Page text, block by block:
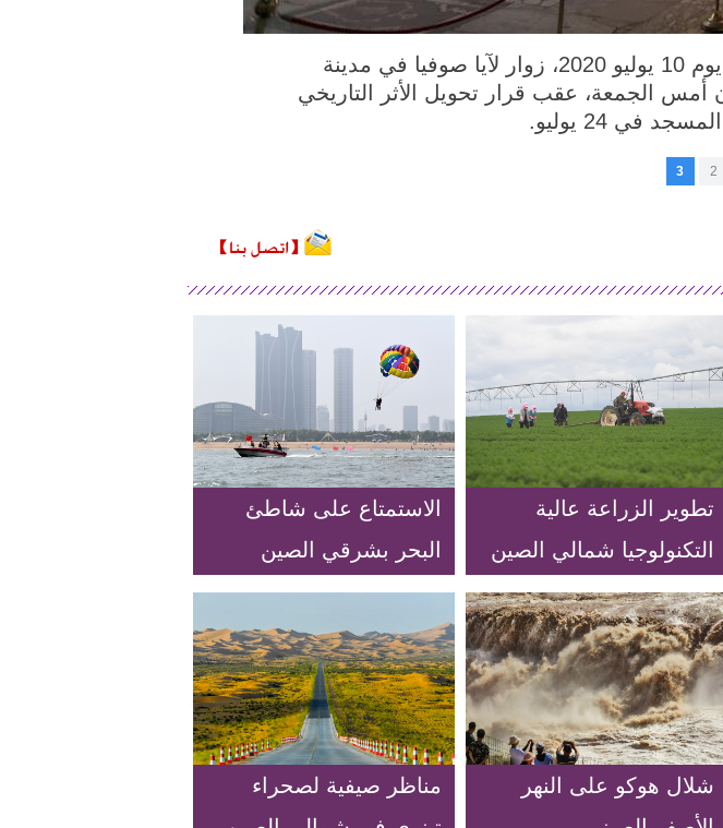
اسطنبول 12 يوليو 2020 (شينخوا) في الصورة الملتقطة يوم 10 يوليو 2020، زوار لآيا صوفيا في مدينة
الجمعة، عقب قرار تحويل الأثر التاريخي
24 يوليو.
2
3
تطوير الزراعة عالية
التكنولوجيا شمالي الصين
الاستمتاع على شاطئ
البحر بشرقي الصين
شلال هوكو على النهر
مناظر صيفية لصحراء